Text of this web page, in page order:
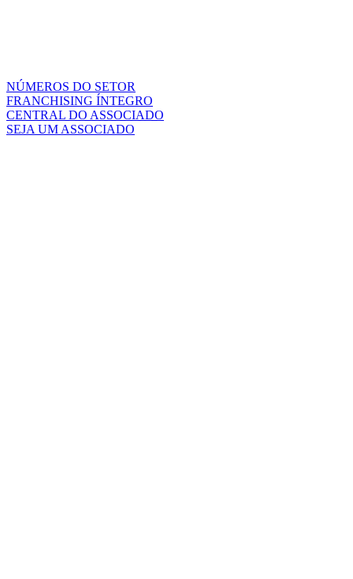
NÚMEROS DO SETOR
FRANCHISING ÍNTEGRO
CENTRAL DO ASSOCIADO
SEJA UM ASSOCIADO